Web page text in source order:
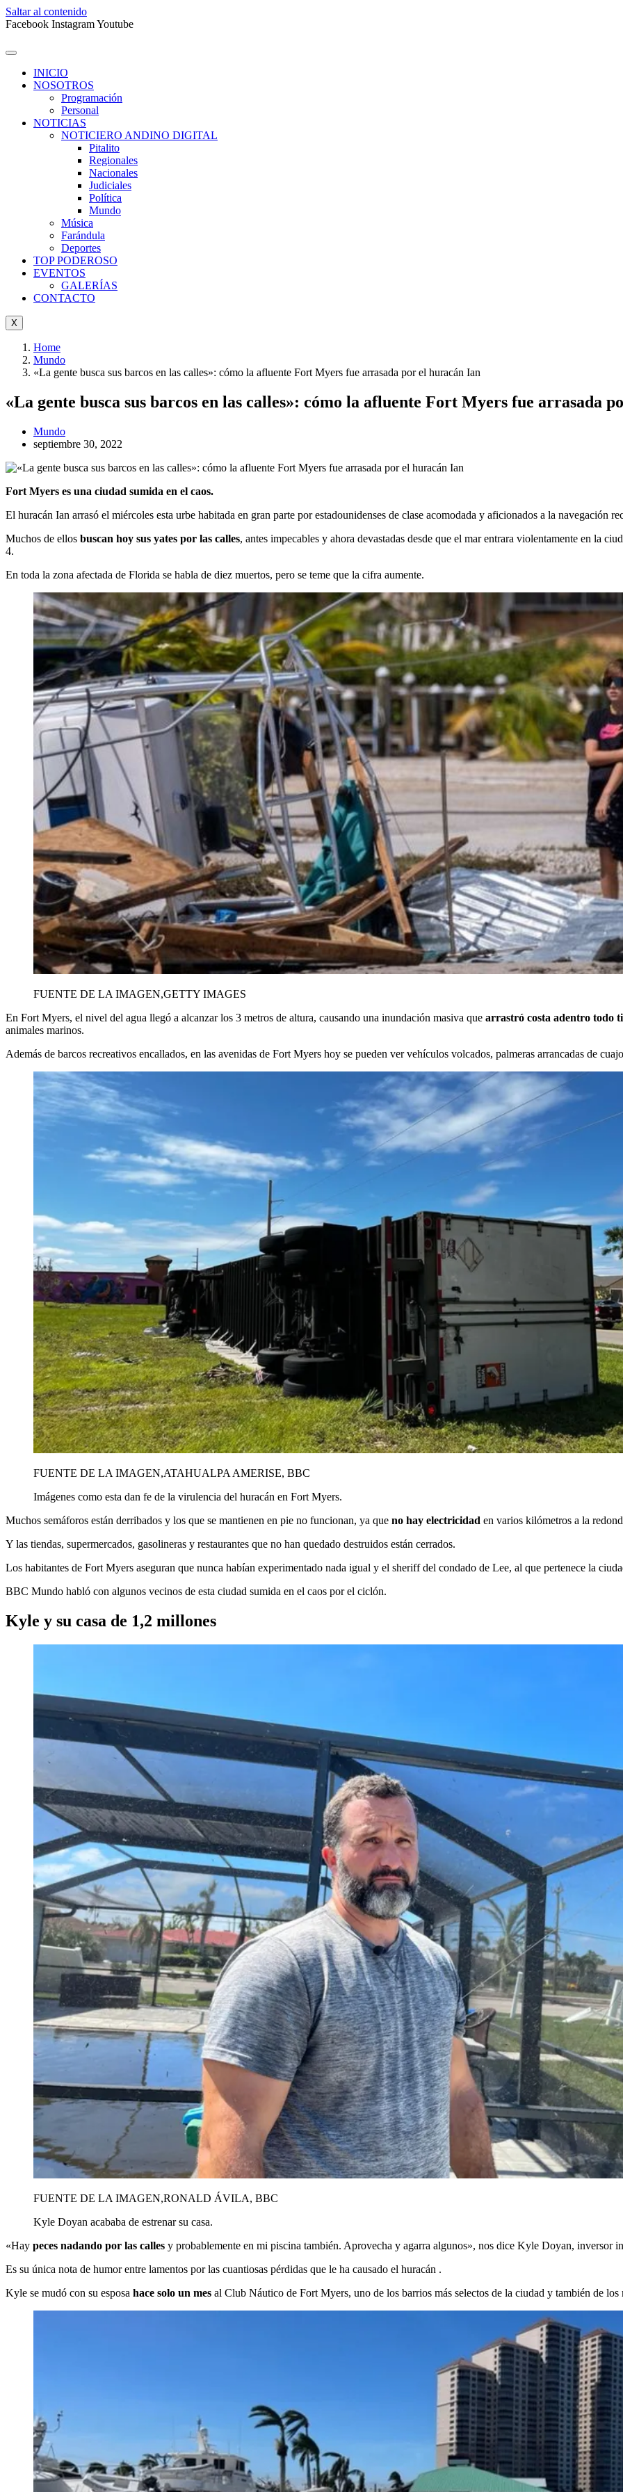
Saltar al contenido
Facebook InstagramYoutube
INICIO
NOSOTROS
Programación
Personal
NOTICIAS
NOTICIERO ANDINO DIGITAL
Pitalito
Regionales
Nacionales
Judiciales
Política
Mundo
Música
Farándula
Deportes
TOP PODEROSO
EVENTOS
GALERÍAS
CONTACTO
X
Home
Mundo
«La gente busca sus barcos en las calles»: cómo la afluente Fort Myers fue arrasada por el huracán Ian
«La gente busca sus barcos en las calles»: cómo la afluente Fort Myers fue arrasada
Mundo
septiembre 30, 2022
Fort Myers es una ciudad sumida en el caos.
El huracán Ian arrasó el miércoles esta urbe habitada en gran parte por estadounidenses de clase acomodada y aficionados a la navegación
Muchos de ellos buscan hoy sus yates por las calles, antes impecables y ahora devastadas desde que el mar entrara violentamente en la
4.
En toda la zona afectada de Florida se habla de diez muertos, pero se teme que la cifra aumente.
FUENTE DE LA IMAGEN,GETTY IMAGES
En Fort Myers, el nivel del agua llegó a alcanzar los 3 metros de altura, causando una inundación masiva que arrastró costa adentro todo
animales marinos.
Además de barcos recreativos encallados, en las avenidas de Fort Myers hoy se pueden ver vehículos volcados, palmeras arrancadas de
FUENTE DE LA IMAGEN,ATAHUALPA AMERISE, BBC
Imágenes como esta dan fe de la virulencia del huracán en Fort Myers.
Muchos semáforos están derribados y los que se mantienen en pie no funcionan, ya que no hay electricidad en varios kilómetros a la
Y las tiendas, supermercados, gasolineras y restaurantes que no han quedado destruidos están cerrados.
Los habitantes de Fort Myers aseguran que nunca habían experimentado nada igual y el sheriff del condado de Lee, al que pertenece la
BBC Mundo habló con algunos vecinos de esta ciudad sumida en el caos por el ciclón.
Kyle y su casa de 1,2 millones
FUENTE DE LA IMAGEN,RONALD ÁVILA, BBC
Kyle Doyan acababa de estrenar su casa.
«Hay peces nadando por las calles y probablemente en mi piscina también. Aprovecha y agarra algunos», nos dice Kyle Doyan, inversor
Es su única nota de humor entre lamentos por las cuantiosas pérdidas que le ha causado el huracán .
Kyle se mudó con su esposa hace solo un mes al Club Náutico de Fort Myers, uno de los barrios más selectos de la ciudad y también de los